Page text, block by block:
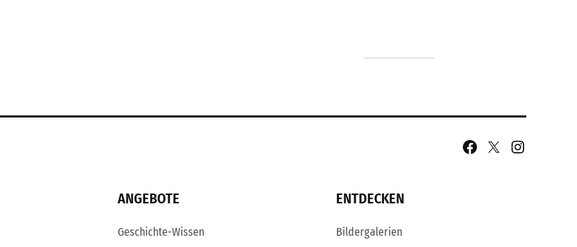
Facebook
X
Instagram
ANGEBOTE
Geschichte-Wissen
ENTDECKEN
Bildergalerien